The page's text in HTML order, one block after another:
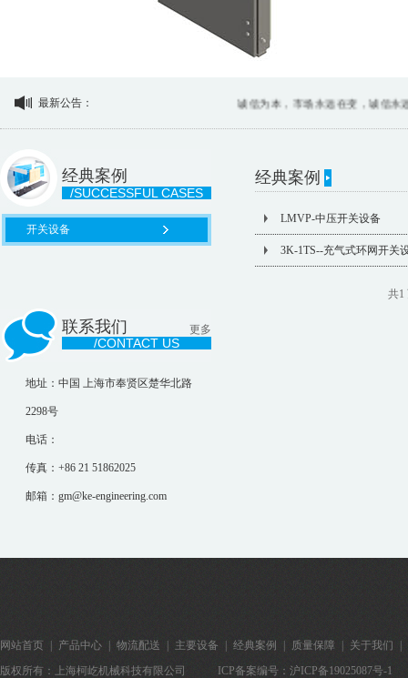
最新公告： 诚信为本，市场永远在变，诚信永远
经典案例
/SUCCESSFUL CASES
开关设备
联系我们
/CONTACT US
更多
地址：中国 上海市奉贤区楚华北路
2298号
电话：
传真：+86 21 51862025
邮箱：gm@ke-engineering.com
经典案例
LMVP-中压开关设备
3K-1TS--充气式环网开关
共1
网站首页 产品中心 物流配送 主要设备 经典案例 质量保障 关于我们
版权所有：上海柯屹机械科技有限公司
ICP备案编号： 沪ICP备19025087号-1